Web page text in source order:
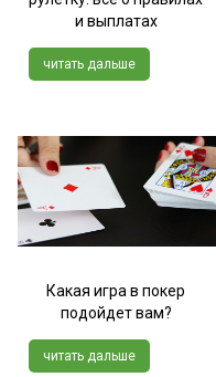
и выплатах
читать дальше
Какая игра в покер
подойдет вам?
читать дальше